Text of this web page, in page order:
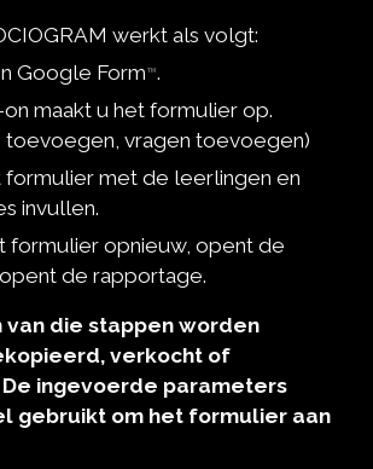
werkt als volgt:
Google Form™.
maakt u het formulier op.
toevoegen, vragen toevoegen)
met de leerlingen en
invullen.
formulier opnieuw, opent de
de rapportage.
van die stappen worden
verkocht of
ingevoerde parameters
gebruikt om het formulier aan